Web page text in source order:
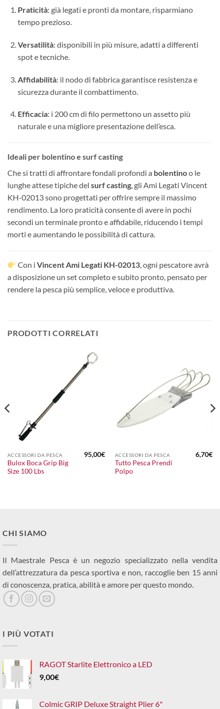
Praticità: già legati e pronti da montare, risparmiano
tempo prezioso.
Versatilità: disponibili in più misure, adatti a differenti
spot e tecniche.
Affidabilità: il nodo di fabbrica garantisce resistenza e
sicurezza durante il combattimento.
Efficacia: i 200 cm di filo permettono un assetto più
naturale e una migliore presentazione dell’esca.
Ideali per bolentino e surf casting
Che si tratti di affrontare fondali profondi a bolentinoo le
lunghe attese tipiche del surf casting, gli Ami Legati Vincent
KH-02013 sono progettati per offrire sempre il massimo
rendimento. La loro praticità consente di avere in pochi
secondi un terminale pronto e affidabile, riducendo i tempi
morti e aumentando le possibilità di cattura.
Con iVincent Ami Legati KH-02013, ogni pescatore avrà
a disposizione un set completo e subito pronto, pensato per
rendere la pesca più semplice, veloce e produttiva.
PRODOTTI CORRELATI
ACCESSORI DA PESCA
Bulox Boca Grip Big
Size 100 Lbs
95,00€ ACCESSORI DA PESCA
Tutto Pesca Prendi
Polpo
6,70€
CHI SIAMO
Il Maestrale Pesca è un negozio specializzato nella vendita
dell’attrezzatura da pesca sportiva e non, raccoglie ben 15 anni
di conoscenza, pratica, abilità e amore per questo mondo.
I PIÙ VOTATI
RAGOT Starlite Elettronico a LED
9,00€
Colmic GRIP Deluxe Straight Plier 6"